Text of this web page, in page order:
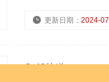
更新日期： 2024-07-
C-40轨道